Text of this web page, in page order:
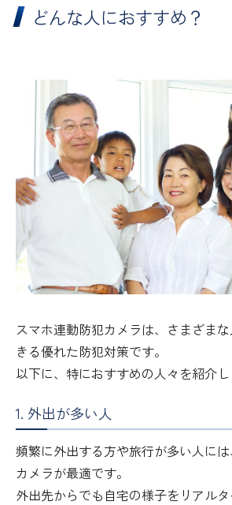
どんな人におすすめ？
スマホ連動防犯カメラは、さまざま
きる優れた防犯対策です。
以下に、特におすすめの人々を紹介し
1. 外出が多い人
頻繁に外出する方や旅行が多い人に
カメラが最適です。
外出先からでも自宅の様子をリアル